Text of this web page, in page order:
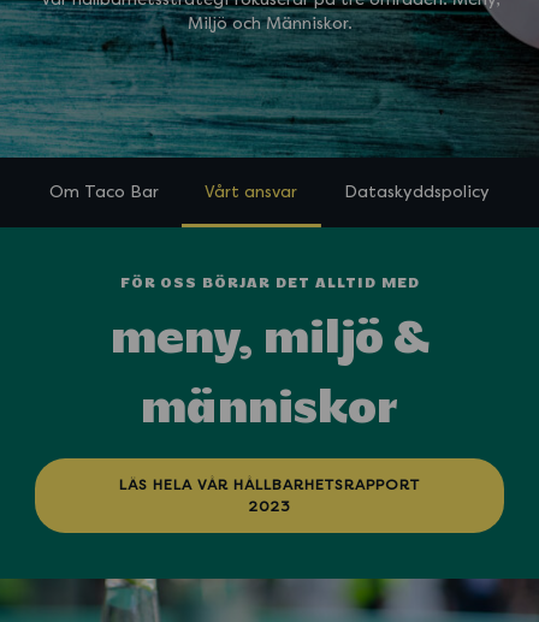
Miljö och Människor.
Om Taco Bar Vårt ansvar Dataskyddspolicy
FÖR OSS BÖRJAR DET ALLTID MED
meny, miljö &
människor
LÄS HELA VÅR HÅLLBARHETSRAPPORT
2023